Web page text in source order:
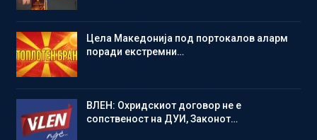
Цела Македонија под портокалов аларм
поради екстремни…
ВЛЕН: Охридскиот договор не е
сопственост на ДУИ, Законот…